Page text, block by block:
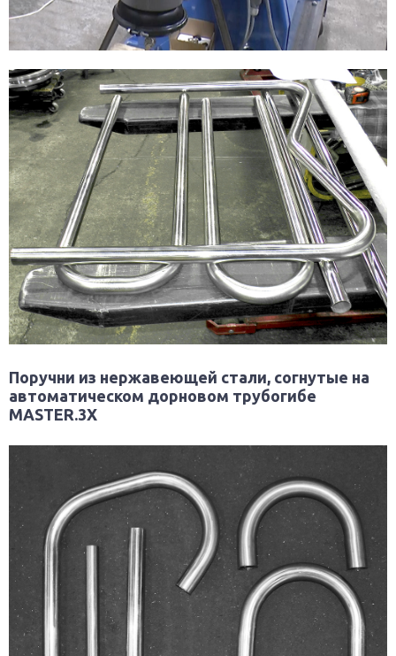
Поручни из нержавеющей стали, согнутые на
автоматическом дорновом трубогибе
MASTER.3X